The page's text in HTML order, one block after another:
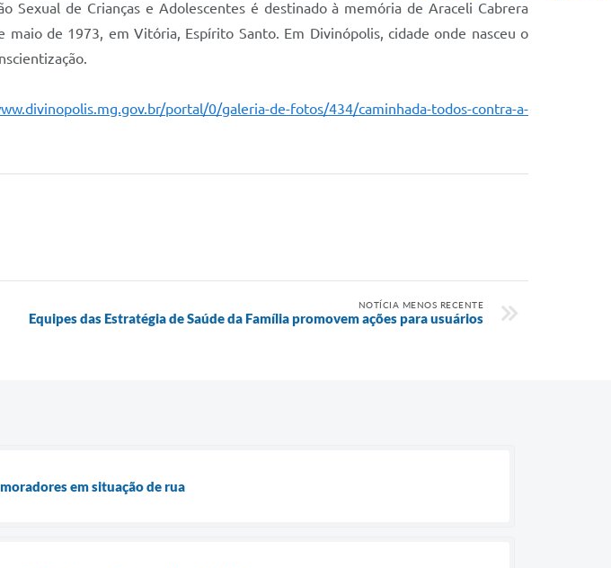
Sexual de Crianças e Adolescentes é destinado à memória de Araceli Cabrera
de 1973, em Vitória, Espírito Santo. Em Divinópolis, cidade onde nasceu o
portal/0/galeria-de-fotos/434/caminhada-todos-contra-a-
NOTÍCIA MENOS RECENTE
Equipes das Estratégia de Saúde da Família promovem ações para usuários
em situação de rua